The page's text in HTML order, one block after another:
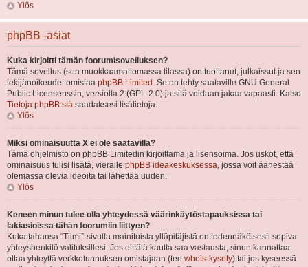
Ylös
phpBB -asiat
Kuka kirjoitti tämän foorumisovelluksen?
Tämä sovellus (sen muokkaamattomassa tilassa) on tuottanut, julkaissut ja sen
tekijänoikeudet omistaa phpBB Limited . Se on tehty saataville GNU General
Public Licensenssin, versiolla 2 (GPL-2.0) ja sitä voidaan jakaa vapaasti. Katso
Tietoja phpBB:stä saadaksesi lisätietoja.
Ylös
Miksi ominaisuutta X ei ole saatavilla?
Tämä ohjelmisto on phpBB Limitedin kirjoittama ja lisensoima. Jos uskot, että
ominaisuus tulisi lisätä, vieraile phpBB ideakeskuksessa, jossa voit äänestää
olemassa olevia ideoita tai lähettää uuden.
Ylös
Keneen minun tulee olla yhteydessä väärinkäytöstapauksissa tai
lakiasioissa tähän foorumiin liittyen?
Kuka tahansa “Tiimi”-sivulla mainituista ylläpitäjistä on todennäköisesti sopiva
yhteyshenkilö valituksillesi. Jos et tätä kautta saa vastausta, sinun kannattaa
ottaa yhteyttä verkkotunnuksen omistajaan (tee whois-kysely) tai jos kyseessä